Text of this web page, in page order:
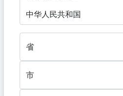
中华人民共和国
省
市